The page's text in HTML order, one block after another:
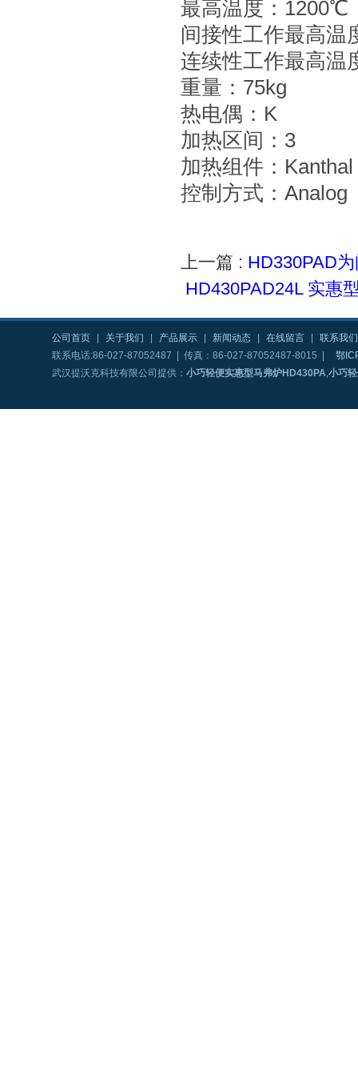
最高温度：1200℃
间接性工作最高温
连续性工作最高温
重量：75kg
热电偶：K
加热区间：3
加热组件：Kanthal
控制方式：Analog
上一篇 : HD330PAD
HD430PAD24L 实惠
公司首页 关于我们 产品展示 新闻动态 在线留言
联系我们
联系电话:86-027-87052487 | 传真：86-027-87052487-8015 |
鄂
武汉提沃克科技有限公司提供： 小巧轻便实惠型马弗炉HD430PA,小巧